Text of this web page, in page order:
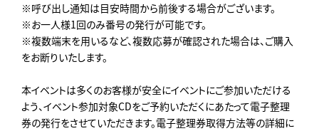
※呼び出し通知は目安時間から前後する場合がございます。
※お一人様1回のみ番号の発行が可能です。
※複数端末を用いるなど、複数応募が確認された場合は、ご購入
をお断りいたします。
本イベントは多くのお客様が安全にイベントにご参加いただける
よう、イベント参加対象CDをご予約いただくにあたって電子整理
券の発行をさせていただきます。電子整理券取得方法等の詳細に